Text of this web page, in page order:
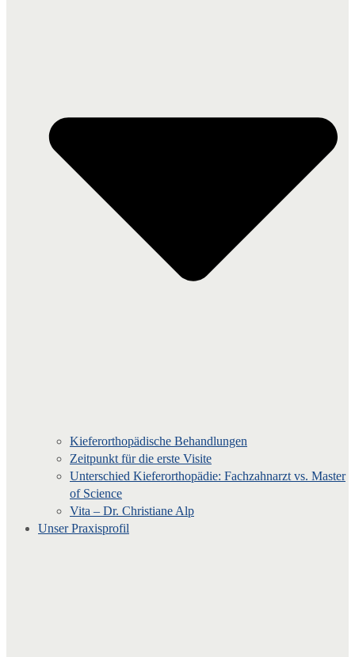
Kieferorthopädische Behandlungen
Zeitpunkt für die erste Visite
Unterschied Kieferorthopädie: Fachzahnarzt vs. Master
of Science
Vita – Dr. Christiane Alp
Unser Praxisprofil